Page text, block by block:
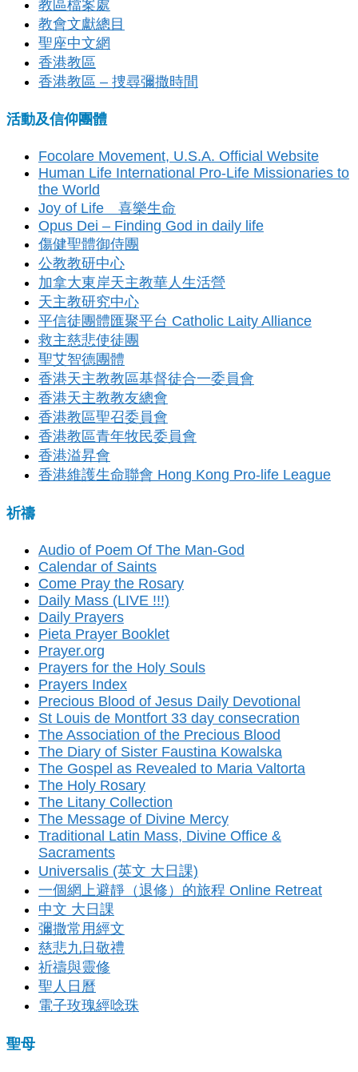
教區檔案處
教會文獻總目
聖座中文網
香港教區
香港教區 – 捜尋彌撒時間
活動及信仰團體
Focolare Movement, U.S.A. Official Website
Human Life International Pro-Life Missionaries to
the World
Joy of Life 喜樂生命
Opus Dei – Finding God in daily life
傷健聖體御侍團
公教教研中心
加拿大東岸天主教華人生活營
天主教研究中心
平信徒團體匯聚平台 Catholic Laity Alliance
救主慈悲使徒團
聖艾智德團體
香港天主教教區基督徒合一委員會
香港天主教教友總會
香港教區聖召委員會
香港教區青年牧民委員會
香港溢昇會
香港維護生命聯會 Hong Kong Pro-life League
祈禱
Audio of Poem Of The Man-God
Calendar of Saints
Come Pray the Rosary
Daily Mass (LIVE !!!)
Daily Prayers
Pieta Prayer Booklet
Prayer.org
Prayers for the Holy Souls
Prayers Index
Precious Blood of Jesus Daily Devotional
St Louis de Montfort 33 day consecration
The Association of the Precious Blood
The Diary of Sister Faustina Kowalska
The Gospel as Revealed to Maria Valtorta
The Holy Rosary
The Litany Collection
The Message of Divine Mercy
Traditional Latin Mass, Divine Office &
Sacraments
Universalis (英文 大日課)
一個網上避靜（退修）的旅程 Online Retreat
中文 大日課
彌撒常用經文
慈悲九日敬禮
祈禱與靈修
聖人日曆
電子玫瑰經唸珠
聖母